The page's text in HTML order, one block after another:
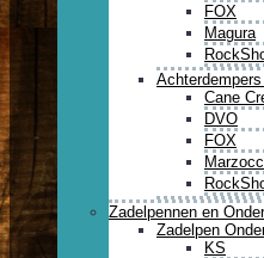
FOX
Magura
Achterdempers
Cane
DVO
FOX
Zadelpennen en
Zadelpen
KS